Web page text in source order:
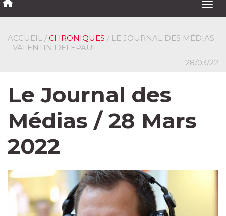
ACCUEIL / CHRONIQUES / LE JOURNAL DES MÉDIAS
- VALENTIN DELEPAUL
28/03/22
Le Journal des
Médias / 28 Mars
2022